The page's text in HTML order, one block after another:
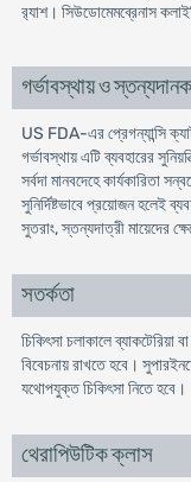
র‌্যাশ। সিউডোমেমব্রেনাস
গর্ভাবস্থায় ও
US FDA-এর প্রেগন্যান্সি
গর্ভাবস্থায় এটি ব্যবহারের
সর্বদা মানবদেহে কার্যকারিতা
সুনির্দিষ্টভাবে প্রয়োজন হলেই
সুতরাং, স্তন্যদাত্রী মায়েদের
সতর্কতা
চিকিৎসা চলাকালে
বিবেচনায় রাখতে হবে।
যথোপযুক্ত চিকিৎসা নিতে হবে।
থেরাপিউটিক ক্লাস